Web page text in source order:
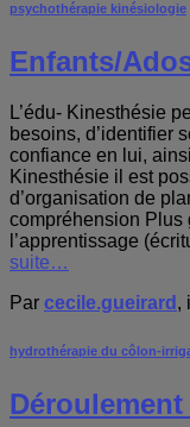
psychothérapie kinésiologie
Enfants/
L’édu- Kinesthésie
besoins, d’identifier
confiance en lui,
Kinesthésie il est
d’organisation de
compréhension Plus
l’apprentissage
suite…
Par cecile.gueirard ,
hydrothérapie du côlon-
Déroulement